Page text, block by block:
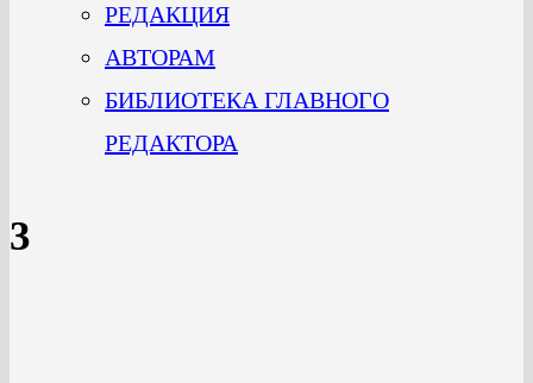
РЕДАКЦИЯ
АВТОРАМ
БИБЛИОТЕКА ГЛАВНОГО
РЕДАКТОРА
3